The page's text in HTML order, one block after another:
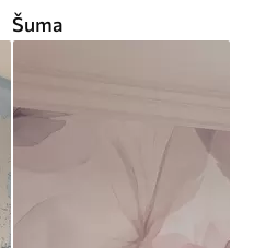
Šuma